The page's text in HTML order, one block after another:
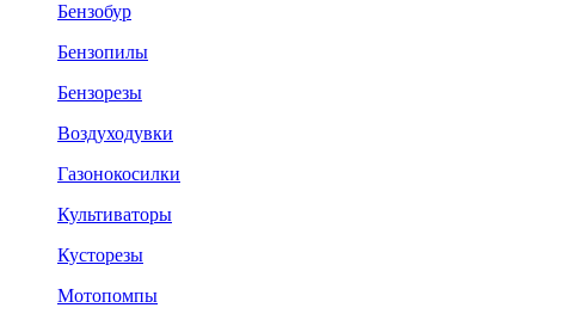
Бензобур
Бензопилы
Бензорезы
Воздуходувки
Газонокосилки
Культиваторы
Кусторезы
Мотопомпы